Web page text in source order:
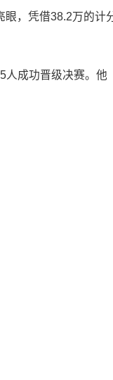
眼，凭借38.2万的计
人成功晋级决赛。他